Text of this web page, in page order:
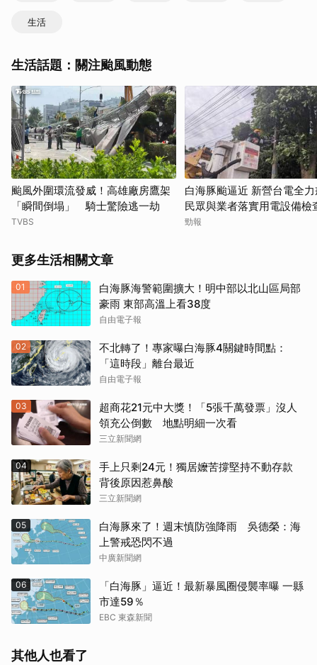
生活
生活話題：關注颱風動態
颱風外圍環流發威！高雄廠房鷹架
「瞬間倒塌」 騎士驚險逃一劫
TVBS
白海豚颱逼近 新營台電全
民眾與業者落實用電設備檢
勁報
更多生活相關文章
01
白海豚海警範圍擴大！明中部以北山區局部
豪雨 東部高溫上看38度
自由電子報
02
不北轉了！專家曝白海豚4關鍵時間點：
「這時段」離台最近
自由電子報
03
超商花21元中大獎！「5張千萬發票」沒人
領充公倒數 地點明細一次看
三立新聞網
04
手上只剩24元！獨居嬤苦撐堅持不動存款
背後原因惹鼻酸
三立新聞網
05
白海豚來了！週末慎防強降雨 吳德榮：海
上警戒恐閃不過
中廣新聞網
06
「白海豚」逼近！最新暴風圈侵襲率曝 一縣
市達59％
EBC 東森新聞
其他人也看了